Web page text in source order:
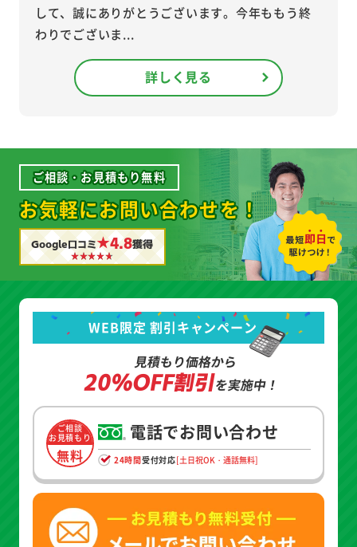
して、誠にありがとうございます。今年ももう終
わりでございま...
詳しく見る
ご相談・お見積もり無料
お気軽にお問い合わせを！
Google口コミ★4.8獲得
WEB限定 割引キャンペーン
見積もり価格から
20%OFF割引を実施中！
ご相談
お見積もり
無料
電話でお問い合わせ
24時間受付対応[土日祝OK・通話無料]